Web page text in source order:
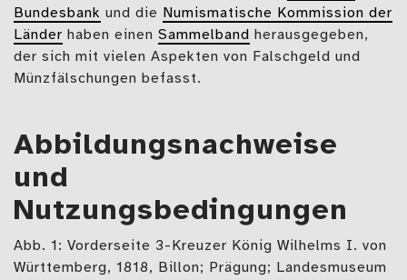
Bundesbank und die Numismatische Kommission der
Länder haben einen Sammelband herausgegeben,
der sich mit vielen Aspekten von Falschgeld und
Münzfälschungen befasst.
Abbildungsnachweise
und
Nutzungsbedingungen
Abb. 1: Vorderseite 3-Kreuzer König Wilhelms I. von
Württemberg, 1818, Billon; Prägung; Landesmuseum